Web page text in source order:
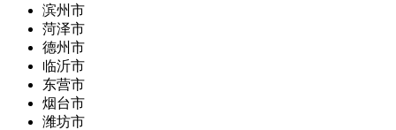
滨州市
菏泽市
德州市
临沂市
东营市
烟台市
潍坊市